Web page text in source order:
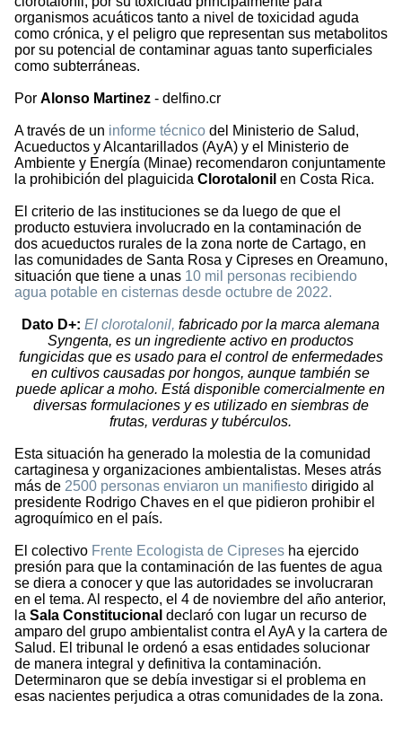
organismos acuáticos tanto a nivel de toxicidad aguda
como crónica, y el peligro que representan sus metabolitos
por su potencial de contaminar aguas tanto superficiales
como subterráneas.
Por Alonso Martinez - delfino.cr
A través de un informe técnico del Ministerio de Salud,
Acueductos y Alcantarillados (AyA) y el Ministerio de
Ambiente y Energía (Minae) recomendaron conjuntamente
la prohibición del plaguicida Clorotalonil en Costa Rica.
El criterio de las instituciones se da luego de que el
producto estuviera involucrado en la contaminación de
dos acueductos rurales de la zona norte de Cartago, en
las comunidades de Santa Rosa y Cipreses en Oreamuno,
situación que tiene a unas 10 mil personas recibiendo
agua potable en cisternas desde octubre de 2022.
Dato D+: El clorotalonil, fabricado por la marca alemana
Syngenta, es un ingrediente activo en productos
fungicidas que es usado para el control de enfermedades
en cultivos causadas por hongos, aunque también se
puede aplicar a moho. Está disponible comercialmente en
diversas formulaciones y es utilizado en siembras de
frutas, verduras y tubérculos.
Esta situación ha generado la molestia de la comunidad
cartaginesa y organizaciones ambientalistas. Meses atrás
más de 2500 personas enviaron un manifiesto dirigido al
presidente Rodrigo Chaves en el que pidieron prohibir el
agroquímico en el país.
El colectivo Frente Ecologista de Cipreses ha ejercido
presión para que la contaminación de las fuentes de agua
se diera a conocer y que las autoridades se involucraran
en el tema. Al respecto, el 4 de noviembre del año anterior,
la Sala Constitucional declaró con lugar un recurso de
amparo del grupo ambientalist contra el AyA y la cartera de
Salud. El tribunal le ordenó a esas entidades solucionar
de manera integral y definitiva la contaminación.
Determinaron que se debía investigar si el problema en
esas nacientes perjudica a otras comunidades de la zona.